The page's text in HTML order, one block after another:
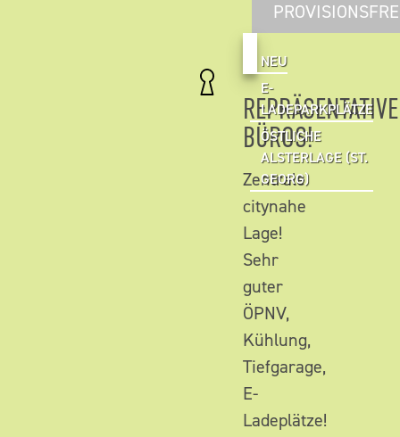
NEU
E-
LADEPARKPLÄTZE
ÖSTLICHE
ALSTERLAGE (ST.
GEORG)
REPRÄSENTATIVE
BÜROS!
Zentrale
citynahe
Lage!
Sehr
guter
ÖPNV,
Kühlung,
Tiefgarage,
E-
Ladeplätze!